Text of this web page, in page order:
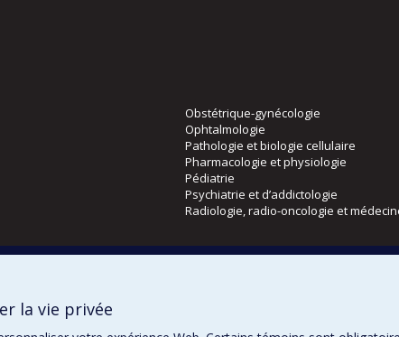
Obstétrique-gynécologie
Ophtalmologie
Pathologie et biologie cellulaire
Pharmacologie et physiologie
Pédiatrie
Psychiatrie et d’addictologie
Radiologie, radio-oncologie et
la vie privée